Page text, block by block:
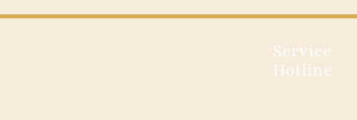
Service
Hotline